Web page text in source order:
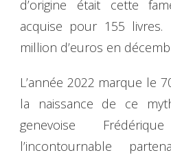
d’origine était cette
acquise pour 155
million d’euros en
L’année 2022 marque le
la naissance de ce
genevoise
l’incontournable